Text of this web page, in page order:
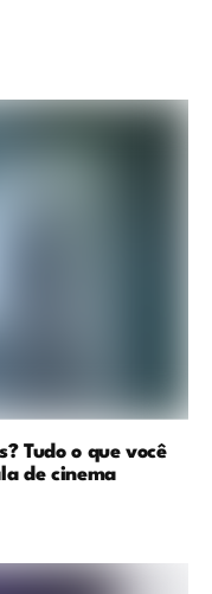
Tudo o que você
de cinema